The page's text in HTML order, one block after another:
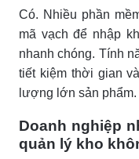
Có. Nhiều phần
mã vạch để nhập
nhanh chóng. Tính
tiết kiệm thời gian
lượng lớn sản phẩm.
Doanh nghiệp
quản lý kho